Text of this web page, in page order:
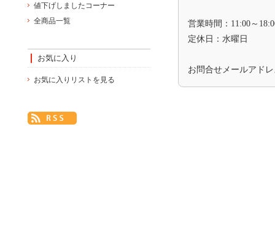
営業時間：11:00～
定休日：水曜日
お問合せメールアド
値下げしましたコーナー
全商品一覧
お気に入り
お気に入りリストを見る